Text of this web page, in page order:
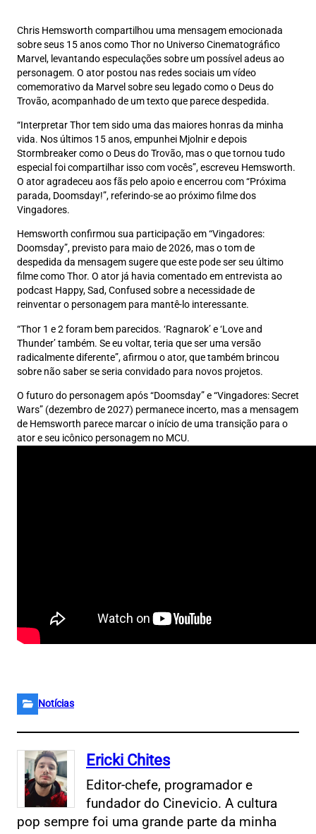
Chris Hemsworth compartilhou uma mensagem emocionada
sobre seus 15 anos como Thor no Universo Cinematográfico
Marvel, levantando especulações sobre um possível adeus ao
personagem. O ator postou nas redes sociais um vídeo
comemorativo da Marvel sobre seu legado como o Deus do
Trovão, acompanhado de um texto que parece despedida.
“Interpretar Thor tem sido uma das maiores honras da minha
vida. Nos últimos 15 anos, empunhei Mjolnir e depois
Stormbreaker como o Deus do Trovão, mas o que tornou tudo
especial foi compartilhar isso com vocês”, escreveu Hemsworth.
O ator agradeceu aos fãs pelo apoio e encerrou com “Próxima
parada, Doomsday!”, referindo-se ao próximo filme dos
Vingadores.
Hemsworth confirmou sua participação em “Vingadores:
Doomsday”, previsto para maio de 2026, mas o tom de
despedida da mensagem sugere que este pode ser seu último
filme como Thor. O ator já havia comentado em entrevista ao
podcast Happy, Sad, Confused sobre a necessidade de
reinventar o personagem para mantê-lo interessante.
“Thor 1 e 2 foram bem parecidos. ‘Ragnarok’ e ‘Love and
Thunder’ também. Se eu voltar, teria que ser uma versão
radicalmente diferente”, afirmou o ator, que também brincou
sobre não saber se seria convidado para novos projetos.
O futuro do personagem após “Doomsday” e “Vingadores: Secret
Wars” (dezembro de 2027) permanece incerto, mas a mensagem
de Hemsworth parece marcar o início de uma transição para o
ator e seu icônico personagem no MCU.
Notícias
Ericki Chites
Editor-chefe, programador e
fundador do Cinevicio. A cultura
pop sempre foi uma grande parte da minha